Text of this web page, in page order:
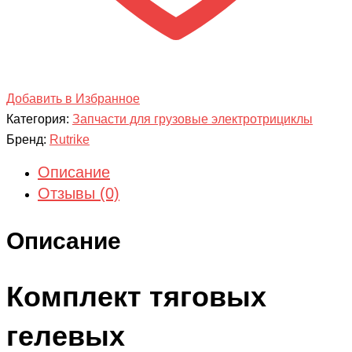
Добавить в Избранное
Категория: Запчасти для грузовые электротрициклы
Бренд: Rutrike
Описание
Отзывы (0)
Описание
Комплект тяговых
гелевых